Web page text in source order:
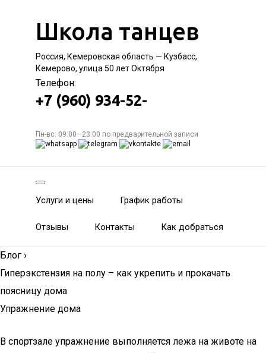
Школа танцев
Россия, Кемеровская область — Кузбасс,
Кемерово, улица 50 лет Октября
Телефон:
+7 (960) 934-52-
Пн-вс: 09:00—23:00 по предварительной записи
Услуги и цены График работы
Отзывы Контакты Как добраться
Блог ›
Гиперэкстензия на полу – как укрепить и прокачать
поясницу дома
Упражнение дома
В спортзале упражнение выполняется лежа на животе на